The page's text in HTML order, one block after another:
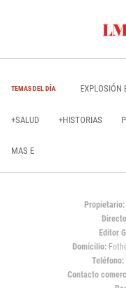
TEMAS DEL DÍA EXPLOSIÓN
+SALUD +HISTORIAS
MAS E
Propietario:
Editor
Domicilio:
Teléfono:
Contacto